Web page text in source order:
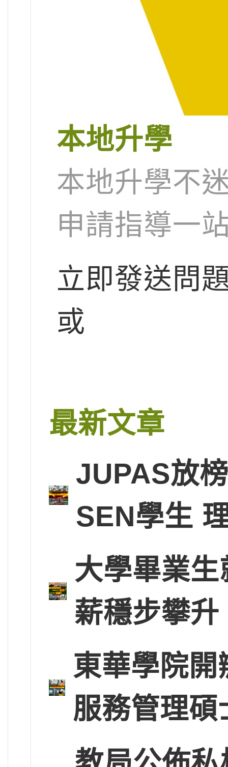
本地升學
本地升學不
申請指導一
立即發送問
或
最新文章
JUPAS放
SEN學生
大學畢業
薪穩步攀
東華學院
服務管理